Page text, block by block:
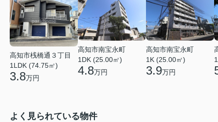
高知市桟橋通３丁目
1LDK (74.75㎡)
3.8万円
高知市南宝永町
1DK (25.00㎡)
4.8万円
高知市南宝永町
1K (25.00㎡)
3.9万円
よく見られている物件